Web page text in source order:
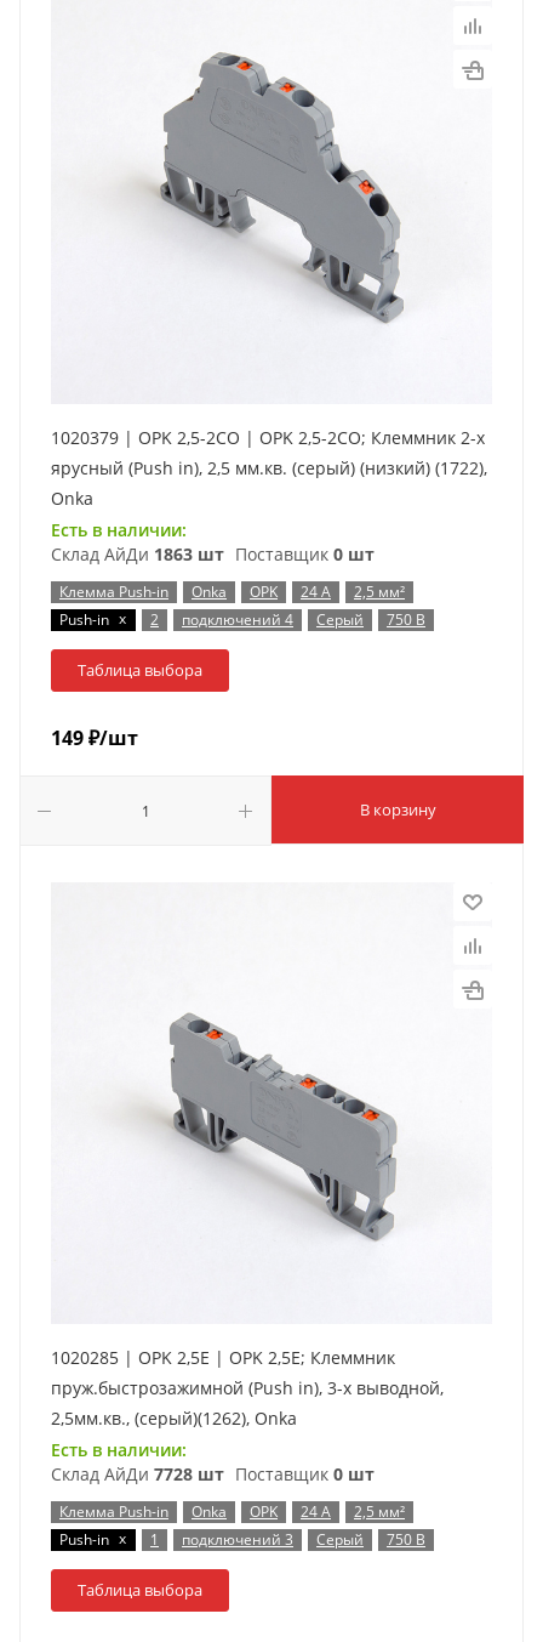
1020379 | OPK 2,5-2CO | OPK 2,5-2CO; Клеммник 2-х
ярусный (Push in), 2,5 мм.кв. (серый) (низкий) (1722),
Onka
Есть в наличии:
Склад АйДи 1863 шт Поставщик 0 шт
Клемма Push-in Onka OPK 24 А
2,5 мм²
Push-in x 2 подключений 4 Серый 750 В
Таблица выбора
149₽/шт
В корзину
1020285 | OPK 2,5E | OPK 2,5E; Клеммник
пруж.быстрозажимной (Push in), 3-х выводной,
2,5мм.кв., (серый)(1262), Onka
Есть в наличии:
Склад АйДи 7728 шт Поставщик 0 шт
Клемма Push-in Onka OPK 24 А
2,5 мм²
Push-in x 1 подключений 3 Серый 750 В
Таблица выбора